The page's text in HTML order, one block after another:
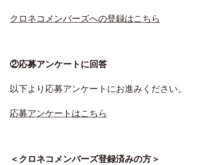
クロネコメンバーズへの登録はこちら
②応募アンケートに回答
以下より応募アンケートにお進みください。
応募アンケートはこちら
＜クロネコメンバーズ登録済みの方＞